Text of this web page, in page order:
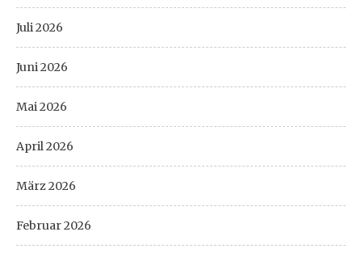
Juli 2026
Juni 2026
Mai 2026
April 2026
März 2026
Februar 2026